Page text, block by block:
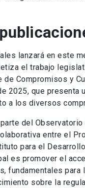
lanzará en este
el trabajo
de Compromisos y
2025, que
a los diversos
del
entre el
para el
es promover el
fundamentales
sobre la